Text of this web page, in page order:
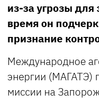
из-за угрозы для
время он
признание
Международное
энергии (МАГАТЭ)
миссии на